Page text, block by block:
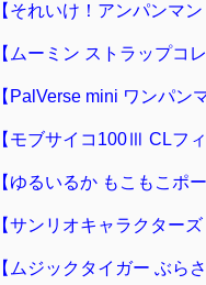
【それいけ！アンパンマ
【ムーミン ストラップコ
【PalVerse mini ワンパン
【モブサイコ100Ⅲ CLフ
【ゆるいるか もこもこポー
【サンリオキャラクター
【ムジックタイガー ぶら